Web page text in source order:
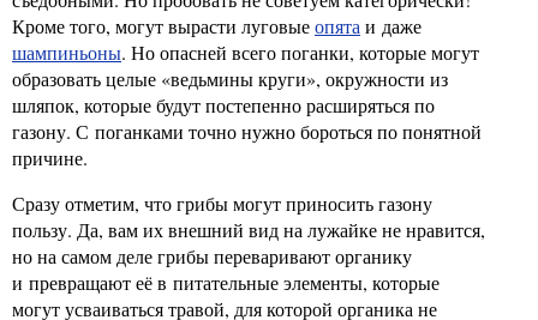
Кроме того, могут вырасти луговыеопята и даже
шампиньоны. Но опасней всего поганки, которые могут
образовать целые «ведьмины круги», окружности из
шляпок, которые будут постепенно расширяться по
газону. С поганками точно нужно бороться по понятной
причине.
Сразу отметим, что грибы могут приносить газону
пользу. Да, вам их внешний вид на лужайке не нравится,
но на самом деле грибы переваривают органику
и превращают её в питательные элементы, которые
могут усваиваться травой, для которой органика не